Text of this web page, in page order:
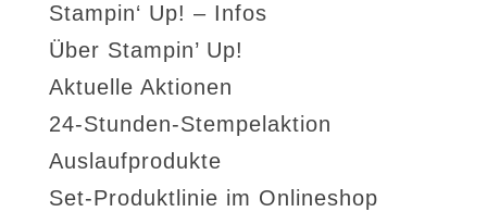
Stampin‘ Up! – Infos
Über Stampin’ Up!
Aktuelle Aktionen
24-Stunden-Stempelaktion
Auslaufprodukte
Set-Produktlinie im Onlineshop